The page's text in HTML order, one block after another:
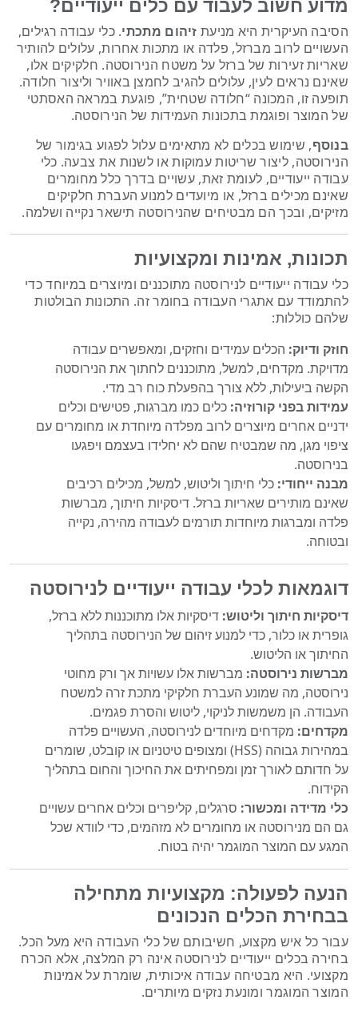
מדוע חשוב לעבוד עם כלים ייעודיים?
הסיבה העיקרית היא מניעת זיהום מתכתי. כלי עבודה רגילים,
העשויים לרוב מברזל, פלדה או מתכות אחרות, עלולים להותיר
שאריות זעירות של ברזל על משטח הנירוסטה. חלקיקים אלו,
שאינם נראים לעין, עלולים להגיב לחמצן באוויר וליצור חלודה.
תופעה זו, המכונה “חלודה שטחית”, פוגעת במראה האסתטי
של המוצר ופוגמת בתכונות העמידות של הנירוסטה.
בנוסף, שימוש בכלים לא מתאימים עלול לפגוע בגימור של
הנירוסטה, ליצור שריטות עמוקות או לשנות את צבעה. כלי
עבודה ייעודיים, לעומת זאת, עשויים בדרך כלל מחומרים
שאינם מכילים ברזל, או מיועדים למנוע העברת חלקיקים
מזיקים, ובכך הם מבטיחים שהנירוסטה תישאר נקייה ושלמה.
תכונות, אמינות ומקצועיות
כלי עבודה ייעודיים לנירוסטה מתוכננים ומיוצרים במיוחד כדי
להתמודד עם אתגרי העבודה בחומר זה. התכונות הבולטות
שלהם כוללות:
חוזק ודיוק:הכלים עמידים וחזקים, ומאפשרים עבודה
מדויקת. מקדחים, למשל, מתוכננים לחתוך את הנירוסטה
הקשה ביעילות, ללא צורך בהפעלת כוח רב מדי.
עמידות בפני קורוזיה:כלים כמו מברגות, פטישים וכלים
ידניים אחרים מיוצרים לרוב מפלדה מיוחדת או מחומרים עם
ציפוי מגן, מה שמבטיח שהם לא יחלידו בעצמם ויפגעו
בנירוסטה.
מבנה ייחודי:כלי חיתוך וליטוש, למשל, מכילים רכיבים
שאינם מותירים שאריות ברזל. דיסקיות חיתוך, מברשות
פלדה ומברגות מיוחדות תורמים לעבודה מהירה, נקייה
ובטוחה.
דוגמאות לכלי עבודה ייעודיים לנירוסטה
דיסקיות חיתוך וליטוש:דיסקיות אלו מתוכננות ללא ברזל,
גופרית או כלור, כדי למנוע זיהום של הנירוסטה בתהליך
החיתוך או הליטוש.
מברשות נירוסטה:מברשות אלו עשויות אך ורק מחוטי
נירוסטה, מה שמונע העברת חלקיקי מתכת זרה למשטח
העבודה. הן משמשות לניקוי, ליטוש והסרת פגמים.
מקדחים:מקדחים מיוחדים לנירוסטה, העשויים פלדה
במהירות גבוהה (HSS) ומצופים טיטניום או קובלט, שומרים
על חדותם לאורך זמן ומפחיתים את החיכוך והחום בתהליך
הקידוח.
כלי מדידה ומכשור:סרגלים, קליפרים וכלים אחרים עשויים
גם הם מנירוסטה או מחומרים לא מזהמים, כדי לוודא שכל
המגע עם המוצר המוגמר יהיה בטוח.
הנעה לפעולה: מקצועיות מתחילה
בבחירת הכלים הנכונים
עבור כל איש מקצוע, חשיבותם של כלי העבודה היא מעל הכל.
בחירה בכלים ייעודיים לנירוסטה אינה רק המלצה, אלא הכרח
מקצועי. היא מבטיחה עבודה איכותית, שומרת על אמינות
המוצר המוגמר ומונעת נזקים מיותרים.